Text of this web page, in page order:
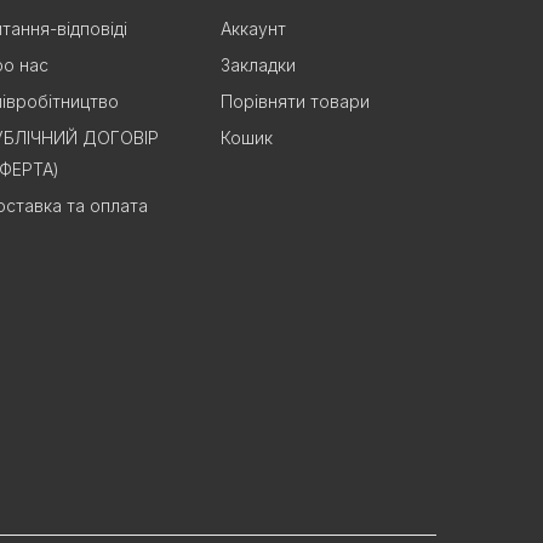
відповіді
нас
ДОГОВІР
та оплата
Аккаунт
Закладки
Порівняти товари
Кошик